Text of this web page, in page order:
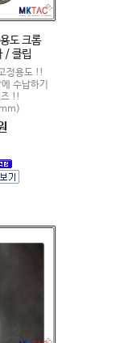
도 크롬
/ 클립
정용도 !!
수납하기
!!